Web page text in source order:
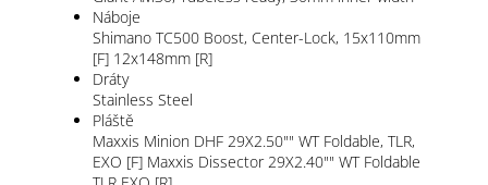
Náboje
Shimano TC500 Boost, Center-Lock, 15x110mm
[F] 12x148mm [R]
Dráty
Stainless Steel
Pláště
Maxxis Minion DHF 29X2.50"" WT Foldable, TLR,
EXO [F] Maxxis Dissector 29X2.40"" WT Foldable